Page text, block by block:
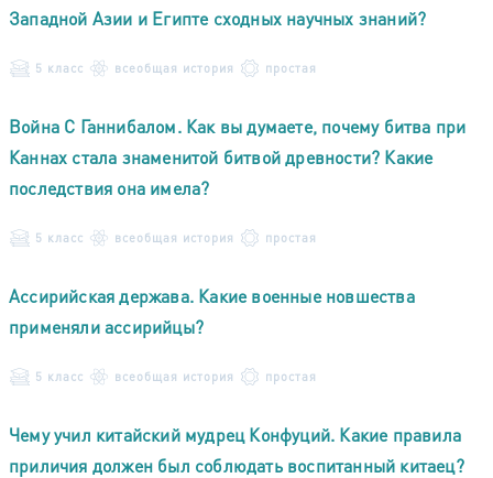
Западной Азии и Египте сходных научных знаний?
5 класс всеобщая история простая
Война С Ганнибалом. Как вы думаете, почему битва при
Каннах стала знаменитой битвой древности? Какие
последствия она имела?
5 класс всеобщая история простая
Ассирийская держава. Какие военные новшества
применяли ассирийцы?
5 класс всеобщая история простая
Чему учил китайский мудрец Конфуций. Какие правила
приличия должен был соблюдать воспитанный китаец?